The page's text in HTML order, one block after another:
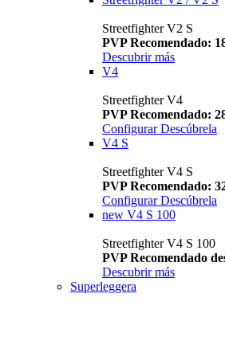
Streetfighter V2 S
PVP Recomendado:
Descubrir más
V4
Streetfighter V4
PVP Recomendado:
Configurar Descúbrela
V4 S
Streetfighter V4 S
PVP Recomendado:
Configurar Descúbrela
new V4 S 100
Streetfighter V4 S 100
PVP Recomendado
Descubrir más
Superleggera